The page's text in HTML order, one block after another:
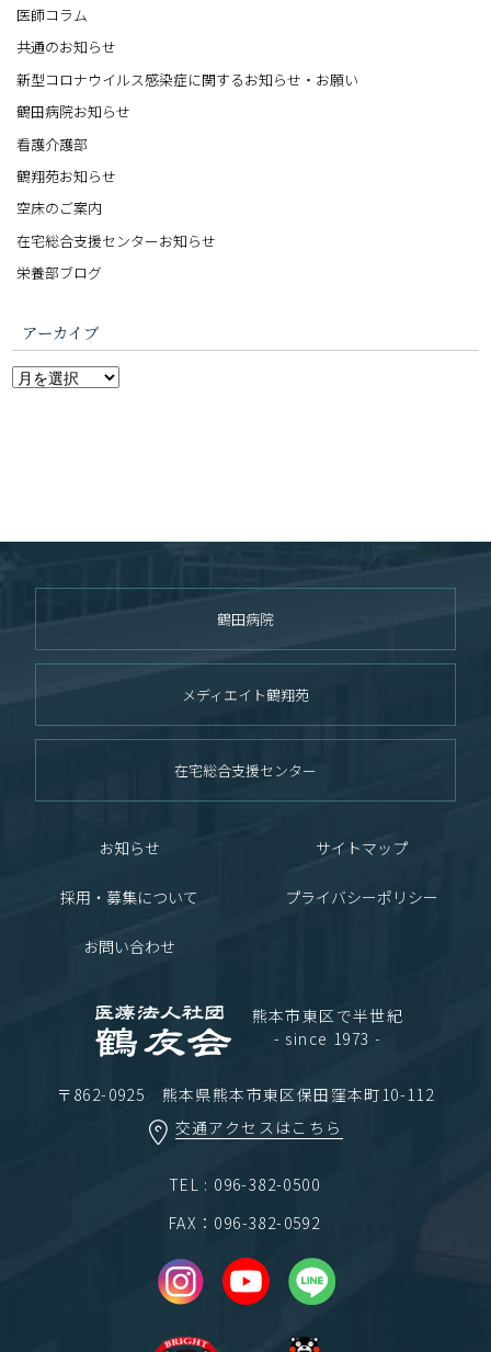
医師コラム
共通のお知らせ
新型コロナウイルス感染症に関するお知らせ・お願い
鶴田病院お知らせ
看護介護部
鶴翔苑お知らせ
空床のご案内
在宅総合支援センターお知らせ
栄養部ブログ
アーカイブ
熊本市東区で半世紀
- since 1973 -
〒862-0925 熊本県熊本市東区保田窪本町10-112
交通アクセスはこちら
TEL : 096-382-0500
FAX：096-382-0592
鶴田病院
メディエイト鶴翔苑
在宅総合支援センター
お知らせ サイトマップ
採用・募集について プライバシーポリシー
お問い合わせ